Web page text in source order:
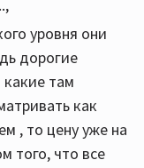
уровня они
дорогие
там
как
, то цену уже на
того, что все